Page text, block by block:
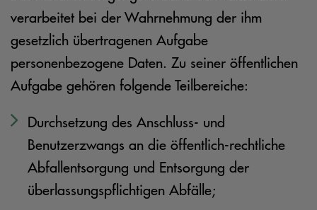
verarbeitet bei der Wahrnehmung der ihm
gesetzlich übertragenen Aufgabe
personenbezogene Daten. Zu seiner öffentlichen
Aufgabe gehören folgende Teilbereiche:
Durchsetzung des Anschluss- und
Benutzerzwangs an die öffentlich-rechtliche
Abfallentsorgung und Entsorgung der
überlassungspflichtigen Abfälle;